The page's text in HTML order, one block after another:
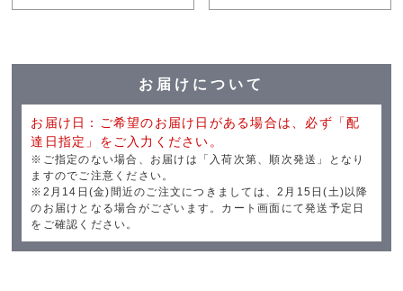
お届けについて
お届け日：ご希望のお届け日がある場合は、必ず「配
達日指定」をご入力ください。
※ご指定のない場合、お届けは「入荷次第、順次発送」となり
ますのでご注意ください。
※2月14日(金)間近のご注文につきましては、2月15日(土)以降
のお届けとなる場合がございます。カート画面にて発送予定日
をご確認ください。